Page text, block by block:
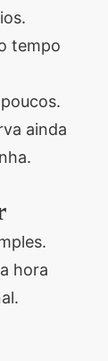
tempo
ainda
hora